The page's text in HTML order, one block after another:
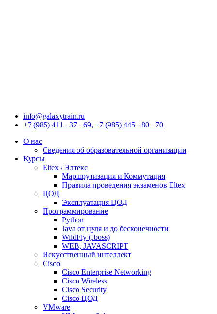
info@galaxytrain.ru
+7 (985) 411 - 37 - 69, +7 (985) 445 - 80 - 70
О нас
Сведения об образовательной организации
Курсы
Eltex / Элтекс
Маршрутизация и Коммутация
Правила проведения экзаменов Eltex
ЦОД
Эксплуатация ЦОД
Программирование
Python
Java от нуля и до бесконечности
WildFly (Jboss)
WEB, JAVASCRIPT
Искусственный интеллект
Cisco
Cisco Enterprise Networking
Cisco Wireless
Cisco Security
Cisco ЦОД
VMware